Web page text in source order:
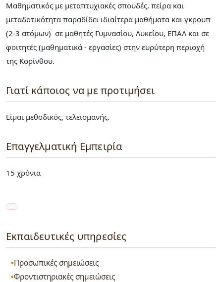
Μαθηματικός με μεταπτυχιακές σπουδές, πείρα και
μεταδοτικότητα παραδίδει ιδιαίτερα μαθήματα και γκρουπ
(2-3 ατόμων) σε μαθητές Γυμνασίου, Λυκείου, ΕΠΑΛ και σε
φοιτητές (μαθηματικά - εργασίες) στην ευρύτερη περιοχή
της Κορίνθου.
Γιατί κάποιος να με προτιμήσει
Είμαι μεθοδικός, τελειομανής.
Επαγγελματική Εμπειρία
15 χρόνια
Εκπαιδευτικές υπηρεσίες
Προσωπικές σημειώσεις
Φροντιστηριακές σημειώσεις